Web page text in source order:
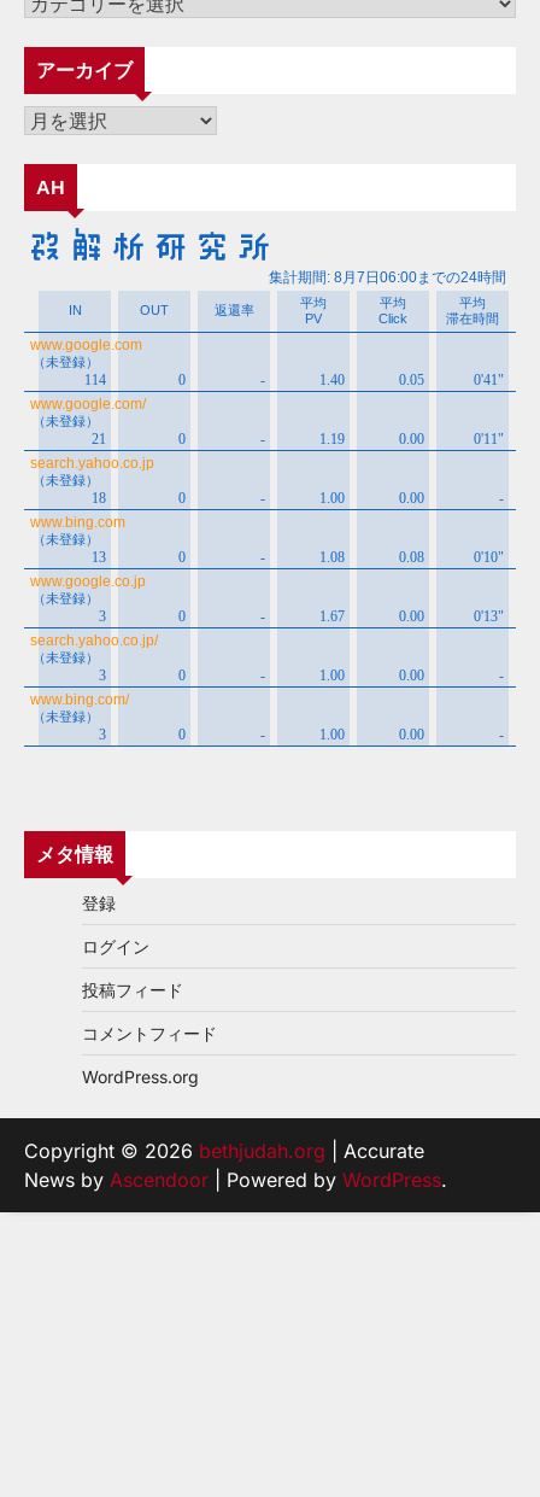
ゴ
リ
ー
アーカイブ
ア
カ
イ
ブ
AH
メタ情報
登録
ログイン
投稿フィード
コメントフィード
WordPress.org
Copyright © 2026 bethjudah.org | Accurate
News by Ascendoor | Powered by WordPress.